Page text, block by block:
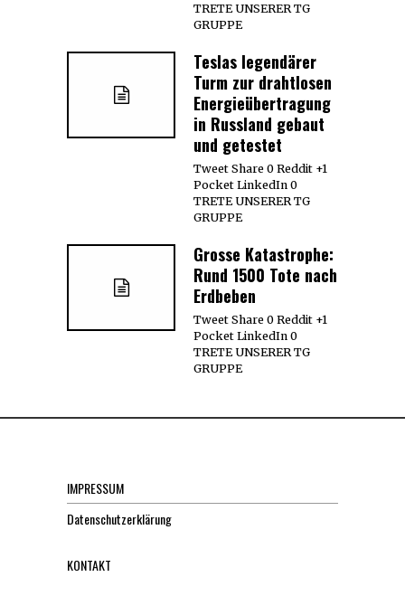
TRETE UNSERER TG
GRUPPE
Teslas legendärer
Turm zur drahtlosen
Energieübertragung
in Russland gebaut
und getestet
Tweet Share 0 Reddit +1
Pocket LinkedIn 0
TRETE UNSERER TG
GRUPPE
Grosse Katastrophe:
Rund 1500 Tote nach
Erdbeben
Tweet Share 0 Reddit +1
Pocket LinkedIn 0
TRETE UNSERER TG
GRUPPE
IMPRESSUM
Datenschutzerklärung
KONTAKT